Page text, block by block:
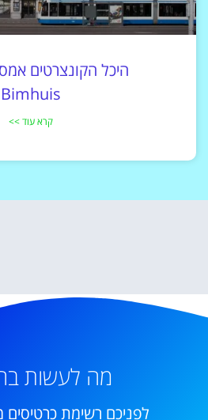
Bimhuis
קרא עוד >>
מה לעשות
לפניכם רשימת כרטיסים